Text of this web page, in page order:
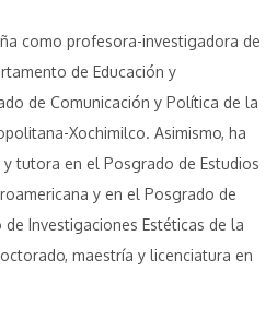
como profesora-investigadora de
de Educación y
de Comunicación y Política de la
Xochimilco. Asimismo, ha
tutora en el Posgrado de Estudios
y en el Posgrado de
Investigaciones Estéticas de la
maestría y licenciatura en